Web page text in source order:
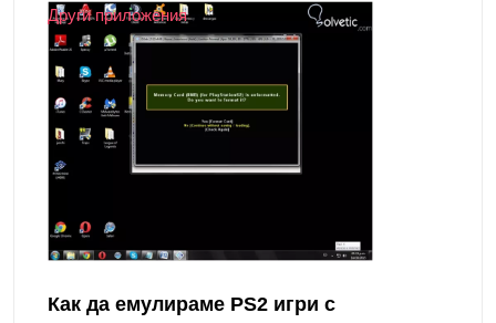
Други приложения
Как да емулираме PS2 игри с